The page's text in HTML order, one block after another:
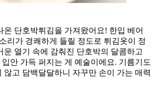
온 단호박튀김을 가져왔어요! 한입 베어
리가 경쾌하게 들릴 정도로 튀김옷이 정
운 열기 속에 감춰진 단호박의 달콤하고
안 가득 퍼지는 게 예술이에요. 기름기도
않고 담백달달하니 자꾸만 손이 가는 매력